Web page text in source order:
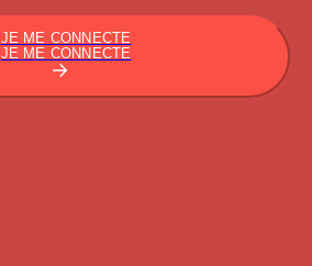
JE ME CONNECTE
JE ME CONNECTE